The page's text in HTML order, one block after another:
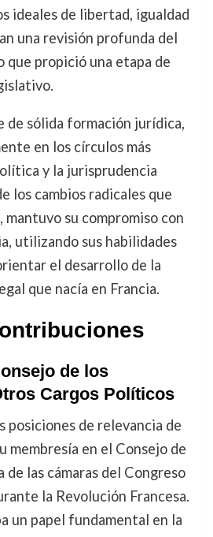
ideales de libertad, igualdad
una revisión profunda del
que propició una etapa de
de sólida formación jurídica,
en los círculos más
y la jurisprudencia
los cambios radicales que
mantuvo su compromiso con
utilizando sus habilidades
el desarrollo de la
que nacía en Francia.
de los
Cargos Políticos
posiciones de relevancia de
membresía en el Consejo de
de las cámaras del Congreso
la Revolución Francesa.
un papel fundamental en la